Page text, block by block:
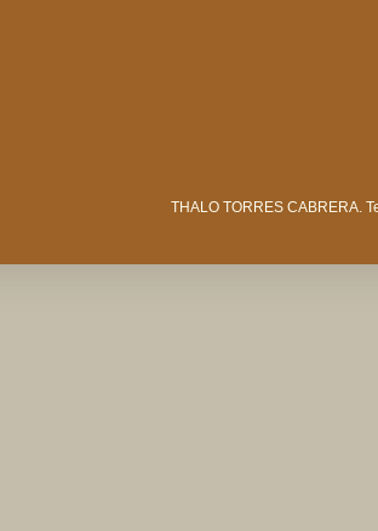
THALO TORRES CABRERA.